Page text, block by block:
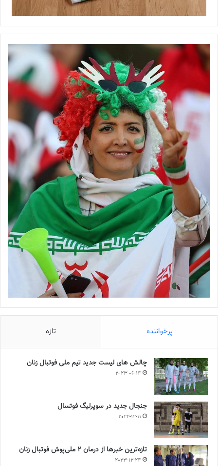
پرخواننده تازه
چالش هاى ليست جدید تيم ملى فوتبال زنان
2023-06-14
جنجال جدید در سوپرلیگ فوتسال
2022-12-11
تازه‌ترین خبرها از درمان ۲ ملی‌پوش فوتبال زنان
2023-12-24